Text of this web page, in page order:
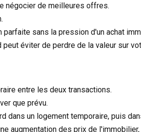
négocier de meilleures offres.
sans la pression d'un achat
éviter de perdre de la valeur sur
entre les deux transactions.
que prévu.
dans un logement temporaire, puis
augmentation des prix de